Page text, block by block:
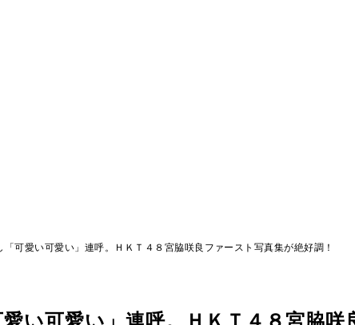
可愛い可愛い」連呼。ＨＫＴ４８宮脇咲良ファースト写真集が絶好調！
い可愛い」連呼。ＨＫＴ４８宮脇咲